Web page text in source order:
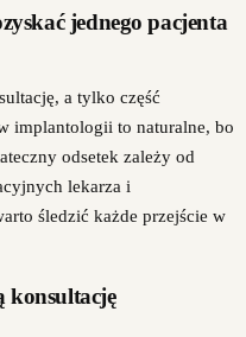
jednego pacjenta
a tylko część
implantologii to naturalne, bo
odsetek zależy od
lekarza i
śledzić każde przejście w
konsultację